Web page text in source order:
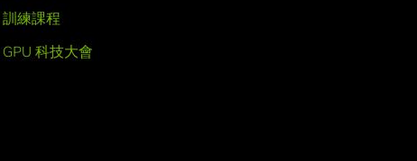
訓練課程
GPU 科技大會